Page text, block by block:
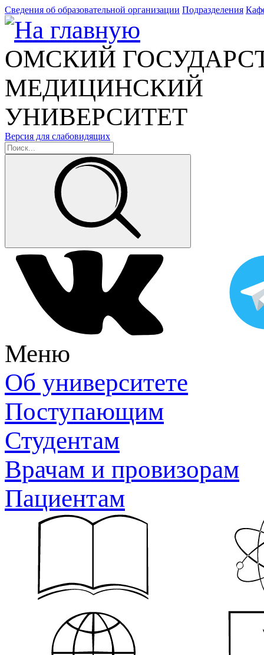
Сведения об образовательной организации Подразделения
ОМСКИЙ
МЕДИЦИНСКИЙ
УНИВЕРСИТЕТ
Версия для слабовидящих
Меню
Об университете
Поступающим
Студентам
Врачам и провизорам
Пациентам